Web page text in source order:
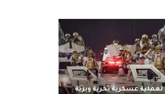
عسكرية بحرية وبرية